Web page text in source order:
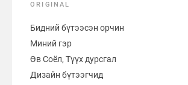
ORIGINAL
Бидний бүтээсэн орчин
Миний гэр
Өв Соёл, Түүх дурсгал
Дизайн бүтээгчид